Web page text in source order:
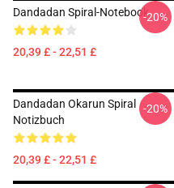
Dandadan Spiral-Notebook
20,39 £ - 22,51 £
-20%
Dandadan Okarun Spiral
Notizbuch
20,39 £ - 22,51 £
-20%